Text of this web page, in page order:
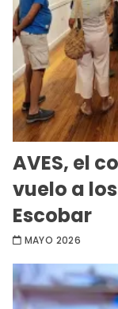
AVES, el
vuelo a
Escobar
MAYO 2026